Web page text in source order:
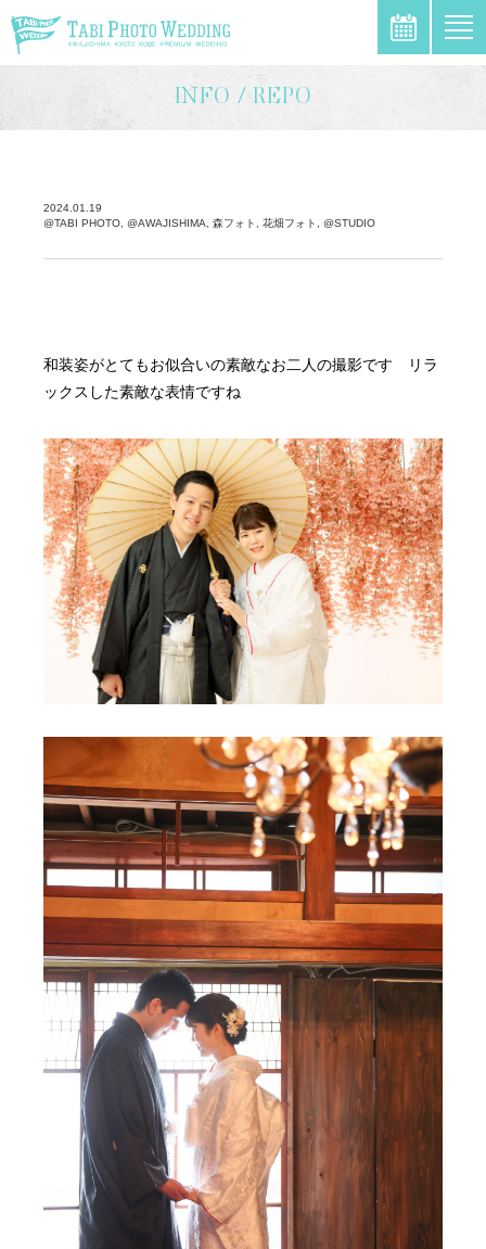
INFO / REPO
2024.01.19
@TABI PHOTO, @AWAJISHIMA, 森フォト, 花畑フォト, @STUDIO
和装姿がとてもお似合いの素敵なお二人の撮影です リラ
ックスした素敵な表情ですね